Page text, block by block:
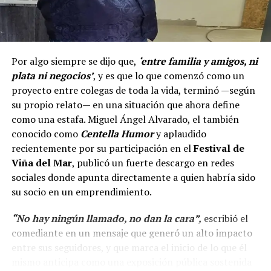
Por algo siempre se dijo que, ‘entre familia y amigos, ni
plata ni negocios’, y es que lo que comenzó como un
proyecto entre colegas de toda la vida, terminó —según
su propio relato— en una situación que ahora define
como una estafa. Miguel Ángel Alvarado, el también
conocido como Centella Humory aplaudido
recientemente por su participación en elFestival de
Viña del Mar, publicó un fuerte descargo en redes
sociales donde apunta directamente a quien habría sido
su socio en un emprendimiento.
“No hay ningún llamado, no dan la cara”, escribió el
comediante en un mensaje que generó un alto impacto
entre sus seguidores, y que marca el inicio de lo que él